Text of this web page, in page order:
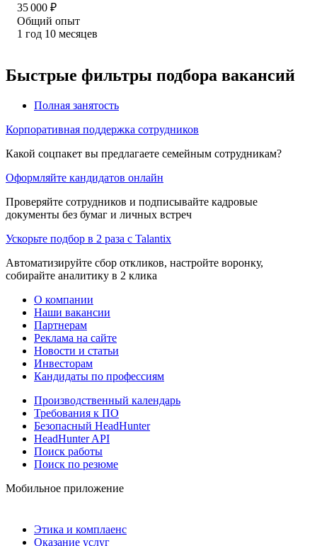
35 000 ₽
Общий опыт
1 год 10 месяцев
Быстрые фильтры подбора вакансий
Полная занятость
Корпоративная поддержка сотрудников
Какой соцпакет вы предлагаете семейным сотрудникам?
Оформляйте кандидатов онлайн
Проверяйте сотрудников и подписывайте кадровые
документы без бумаг и личных встреч
Ускорьте подбор в 2 раза с Talantix
Автоматизируйте сбор откликов, настройте воронку,
собирайте аналитику в 2 клика
О компании
Наши вакансии
Партнерам
Реклама на сайте
Новости и статьи
Инвесторам
Кандидаты по профессиям
Производственный календарь
Требования к ПО
Безопасный HeadHunter
HeadHunter API
Поиск работы
Поиск по резюме
Мобильное приложение
Этика и комплаенс
Оказание услуг